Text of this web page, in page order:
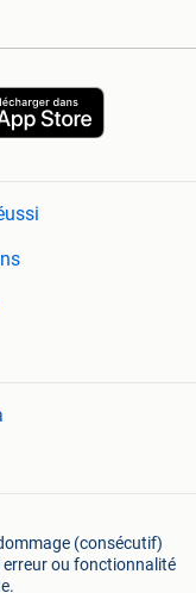
(consécutif)
erreur ou fonctionnalité